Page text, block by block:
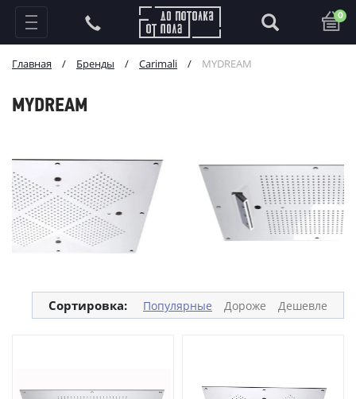
0
Главная / Бренды / Carimali / MYDREAM
MYDREAM
Сортировка: Популярные Дороже Дешевле